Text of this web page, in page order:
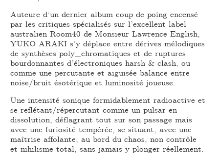
Auteure d’un dernier album coup de poing encensé
par les critiques spécialisés sur l’excellent label
australien Room40 de Monsieur Lawrence English,
YUKO ARAKI s’y déplace entre dérives mélodiques
de synthèses poly_chromatiques et de ruptures
bourdonnantes d’électroniques harsh & clash, ou
comme une percutante et aiguisée balance entre
noise/bruit ésotérique et luminosité joueuse.
Une intensité sonique formidablement radioactive et
se reflétant/répercutant comme un pulsar en
dissolution, déflagrant tout sur son passage mais
avec une furiosité tempérée, se situant, avec une
maîtrise affolante, au bord du chaos, non contrôle
et nihilisme total, sans jamais y plonger réellement.